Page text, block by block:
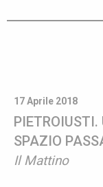
17 Aprile 2018
PIETROIUSTI.
SPAZIO
Il Mattino